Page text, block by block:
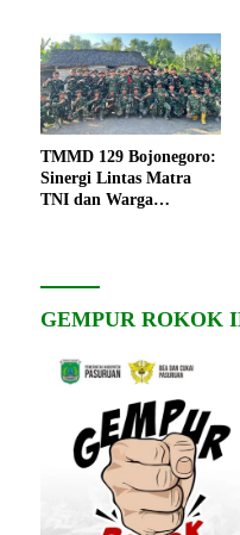
TMMD 129 Bojonegoro:
Sinergi Lintas Matra
TNI dan Warga
GEMPUR ROKOK